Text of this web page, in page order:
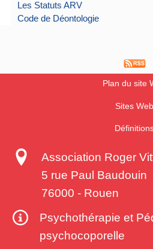
Les Statuts ARV
Code de Déontologie
Plan du site
Sites Web
Association Roger
5 rue Paul Baudouin
76000 - Rouen
Psychothérapie et
psychocoporelle